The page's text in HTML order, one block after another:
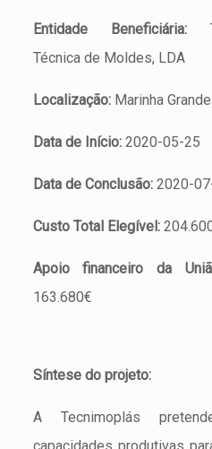
Entidade Beneficiária:
Técnica de Moldes, LDA
Localização:Marinha Grande
Data de Início:2020-05-25
Data de Conclusão:2020-
Custo Total Elegível:
Apoio financeiro da
163.680€
Síntese do projeto:
A Tecnimoplás